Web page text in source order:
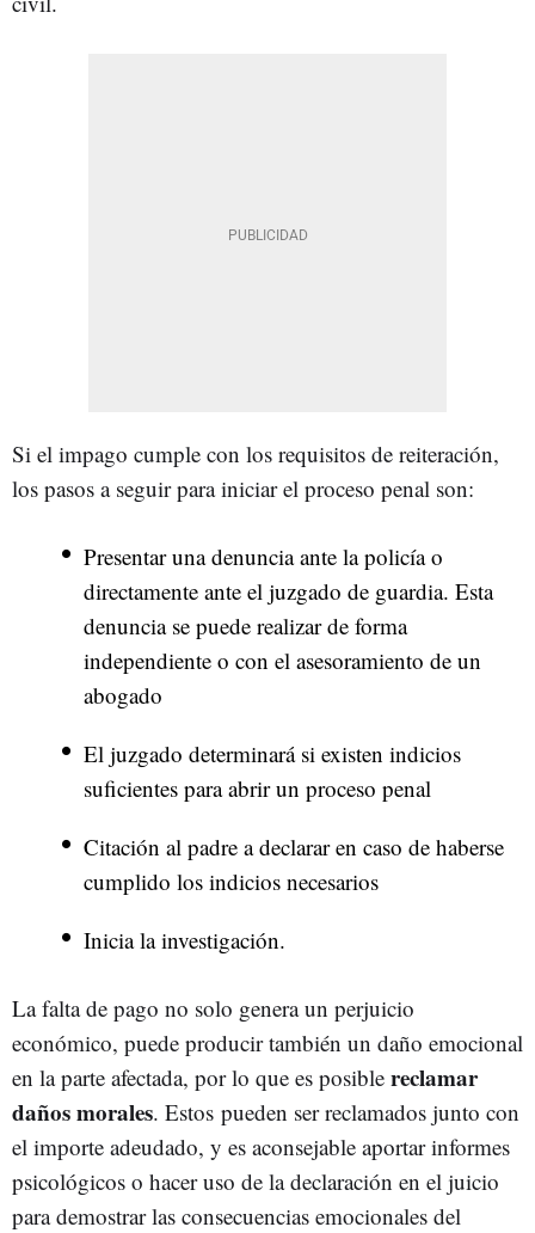
Si el impago cumple con los requisitos de reiteración,
los pasos a seguir para iniciar el proceso penal son:
Presentar una denuncia ante la policía o
directamente ante el juzgado de guardia. Esta
denuncia se puede realizar de forma
independiente o con el asesoramiento de un
abogado
El juzgado determinará si existen indicios
suficientes para abrir un proceso penal
Citación al padre a declarar en caso de haberse
cumplido los indicios necesarios
Inicia la investigación.
La falta de pago no solo genera un perjuicio
económico, puede producir también un daño emocional
en la parte afectada, por lo que es posible reclamar
daños morales. Estos pueden ser reclamados junto con
el importe adeudado, y es aconsejable aportar informes
psicológicos o hacer uso de la declaración en el juicio
para demostrar las consecuencias emocionales del